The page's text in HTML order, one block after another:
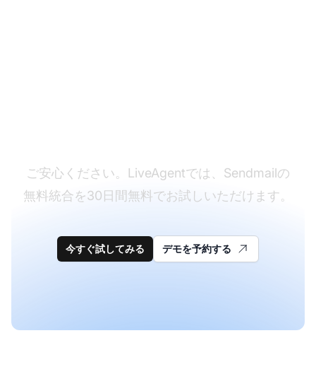
ご安心ください。LiveAgentでは、Sendmailの
無料統合を30日間無料でお試しいただけます。
今すぐ試してみる デモを予約する